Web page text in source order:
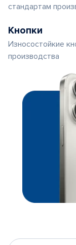
стандартам
Кнопки
Износостойкие
производства